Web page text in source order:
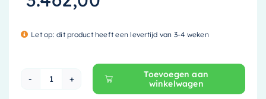
Let op: dit product heeft een levertijd van 3-4 weken
Mondiaz Vrijstaand bad Holm - 180x85cm -
Toevoegen aan
winkelwagen